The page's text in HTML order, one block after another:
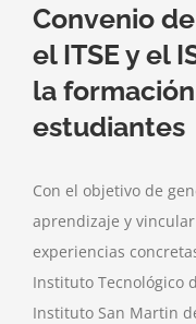
Convenio
el ITSE y el
la
estudiantes
Con el objetivo de
aprendizaje y
experiencias
Instituto Tecnológico
Instituto San Martin